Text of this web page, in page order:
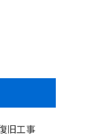
旧工事